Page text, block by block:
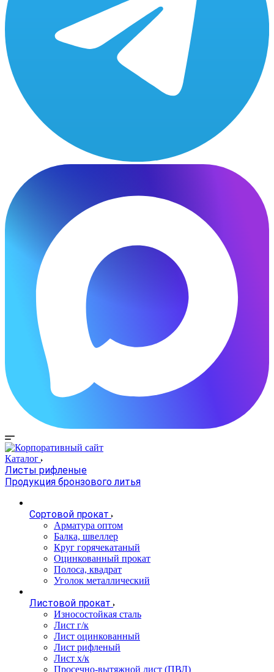
Каталог
Листы рифленые
Продукция бронзового литья
Сортовой прокат
Арматура оптом
Балка, швеллер
Круг горячекатаный
Оцинкованный прокат
Полоса, квадрат
Уголок металлический
Листовой прокат
Износостойкая сталь
Лист г/к
Лист оцинкованный
Лист рифленый
Лист х/к
Просечно-вытяжной лист (ПВЛ)